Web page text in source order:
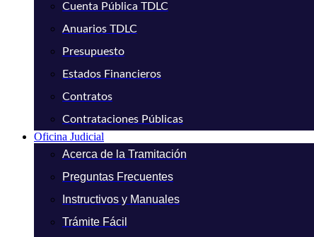
Cuenta Pública TDLC
Anuarios TDLC
Presupuesto
Estados Financieros
Contratos
Contrataciones Públicas
Oficina Judicial
Acerca de la Tramitación
Preguntas Frecuentes
Instructivos y Manuales
Trámite Fácil